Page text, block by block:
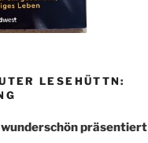
LESEHÜTTN:
präsentiert